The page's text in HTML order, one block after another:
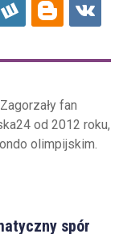
fan
od 2012 roku,
olimpijskim.
spór